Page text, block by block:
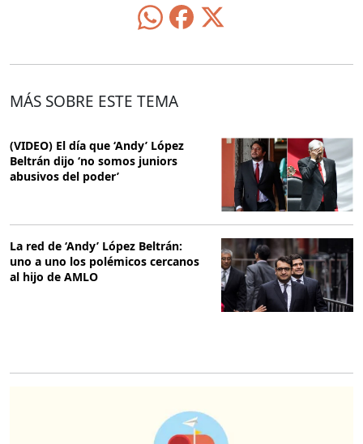
MÁS SOBRE ESTE TEMA
(VIDEO) El día que ‘Andy’ López
Beltrán dijo ‘no somos juniors
abusivos del poder’
La red de ‘Andy’ López Beltrán:
uno a uno los polémicos cercanos
al hijo de AMLO